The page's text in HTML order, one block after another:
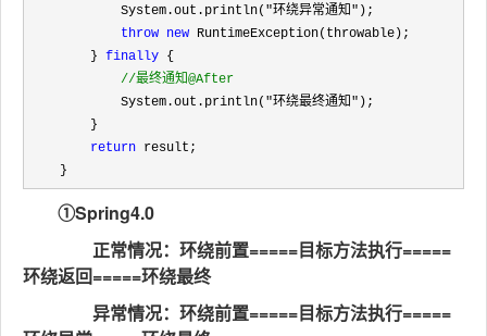
            System.out.println("环绕异常通知"
);
throw new RuntimeException(throwable);
        }
finally {
//最终通知@After
            System.out.println("环绕最终通知"
);
return result;
    }
①Spring4.0
正常情况：环绕前置=====目标方法执行=====
环绕返回=====环绕最终
异常情况：环绕前置=====目标方法执行=====